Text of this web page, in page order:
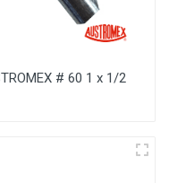
# 60 1 x 1/2